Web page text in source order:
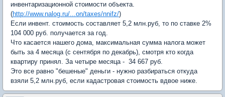
инвентаризационной стоимости объекта.
(http://www.nalog.ru/...on/taxes/nnifz/)
Если инвент. стоимость составляет 5,2 млн.руб, то по ставке 2%
104 000 руб. получается за год.
Что касается нашего дома, максимальная сумма налога может
быть за 4 месяца (с сентября по декабрь), смотря кто когда
квартиру принял. За четыре месяца - 34 667 руб.
Это все равно "бешеные" деньги - нужно разбираться откуда
взяли 5,2 млн.руб, если кадастровая стоимость вдвое ниже.